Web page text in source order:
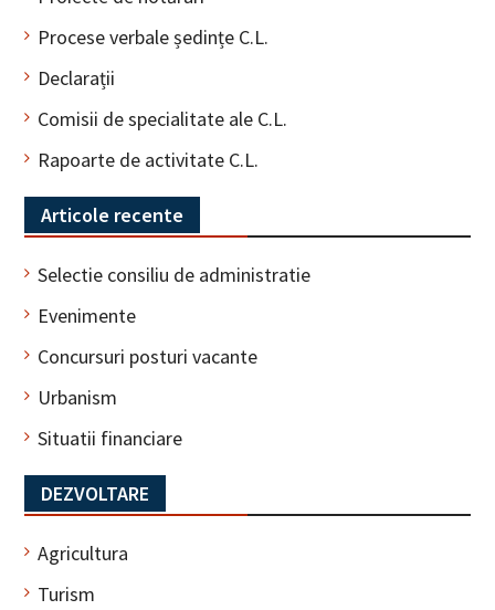
Procese verbale ședințe C.L.
Declarații
Comisii de specialitate ale C.L.
Rapoarte de activitate C.L.
Articole recente
Selectie consiliu de administratie
Evenimente
Concursuri posturi vacante
Urbanism
Situatii financiare
DEZVOLTARE
Agricultura
Turism